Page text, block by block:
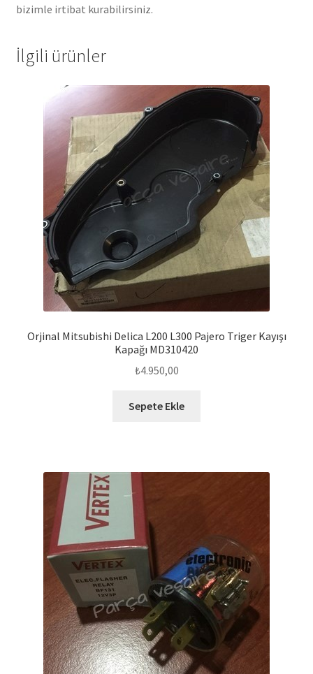
bizimle irtibat kurabilirsiniz.
İlgili ürünler
Orjinal Mitsubishi Delica L200 L300 Pajero Triger Kayışı
Kapağı MD310420
₺4.950,00
Sepete Ekle